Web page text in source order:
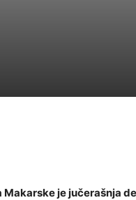
je jučerašnja